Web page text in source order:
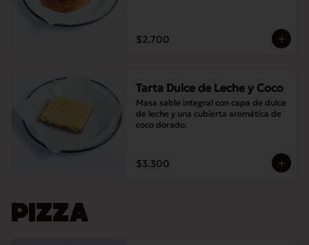
$2.700
Tarta Dulce de Leche y Coco
Masa sable integral con capa de dulce
de leche y una cubierta aromática de
coco dorado.
$3.300
PIZZA